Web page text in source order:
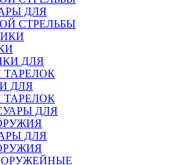
ДЛЯ
СТРЕЛЬБЫ
ДЛЯ
ДЛЯ